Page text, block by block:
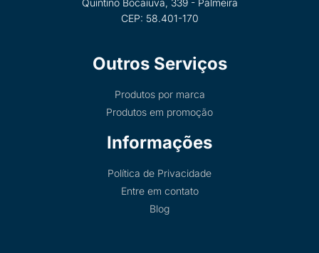
Quintino Bocaiuva, 339 - Palmeira
CEP: 58.401-170
Outros Serviços
Produtos por marca
Produtos em promoção
Informações
Política de Privacidade
Entre em contato
Blog